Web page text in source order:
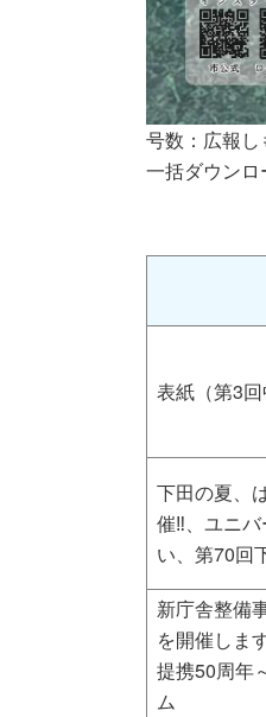
号数：広報
一括ダウンロ
表紙（第3回
下田の夏、
催‼、ユニ
い、第70回
新庁舎整備
を開催しま
提携50周年
ム